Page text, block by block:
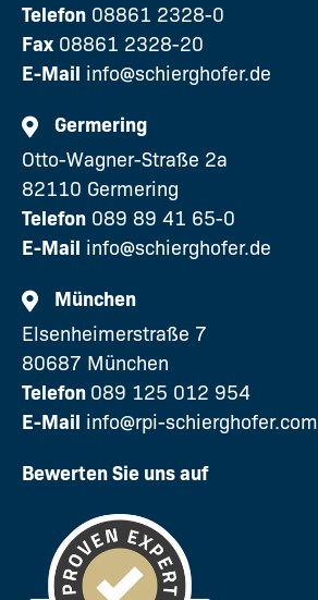
Telefon 08861 2328-0
Fax 08861 2328-20
E-Mail info@schierghofer.de
Germering
Otto-Wagner-Straße 2a
82110 Germering
Telefon 089 89 41 65-0
E-Mail info@schierghofer.de
München
Elsenheimerstraße 7
80687 München
Telefon 089 125 012 954
E-Mail info@rpi-schierghofer.com
Bewerten Sie uns auf